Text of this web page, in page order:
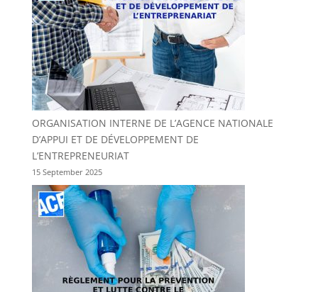
ORGANISATION INTERNE DE L’AGENCE NATIONALE
D’APPUI ET DE DÉVELOPPEMENT DE
L’ENTREPRENEURIAT
15 September 2025